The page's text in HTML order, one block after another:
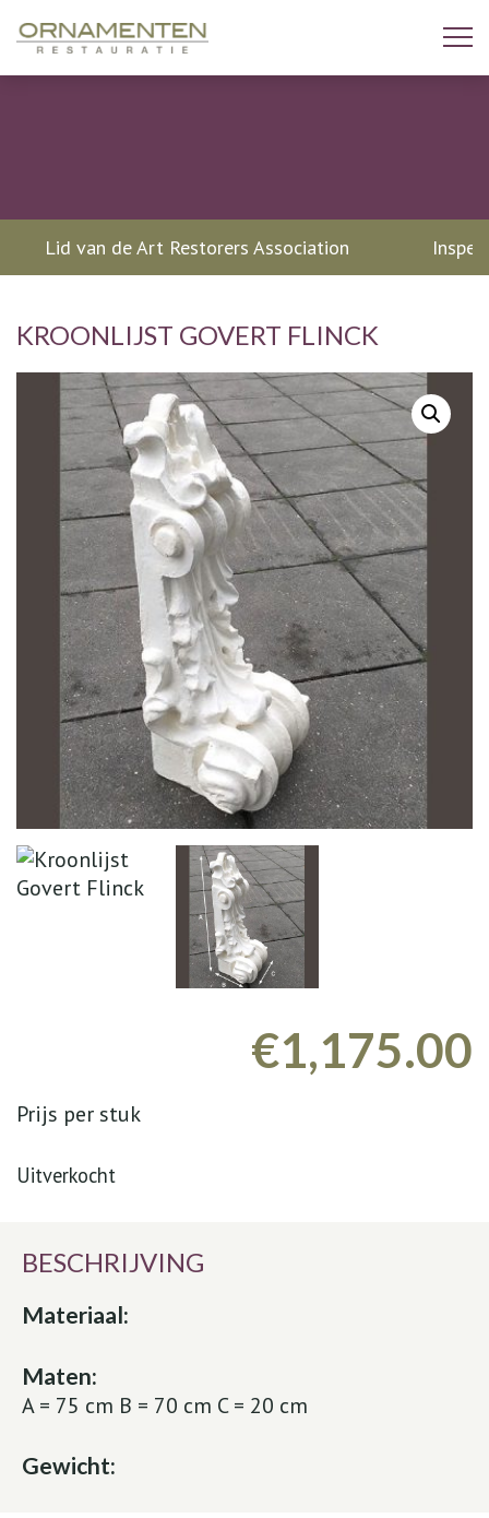
Lid van de Art Restorers Association
KROONLIJST GOVERT FLINCK
€1,175.00
Prijs per stuk
Uitverkocht
BESCHRIJVING
Materiaal:
Maten:
A = 75 cm B = 70 cm C = 20 cm
Gewicht: